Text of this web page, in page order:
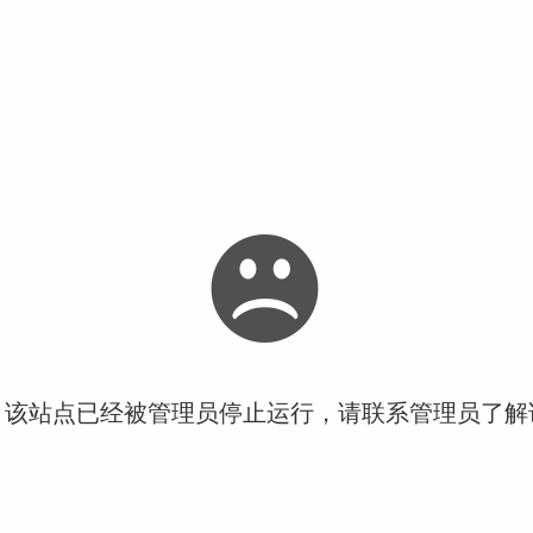
站点已经被管理员停止运行，请联系管理员了